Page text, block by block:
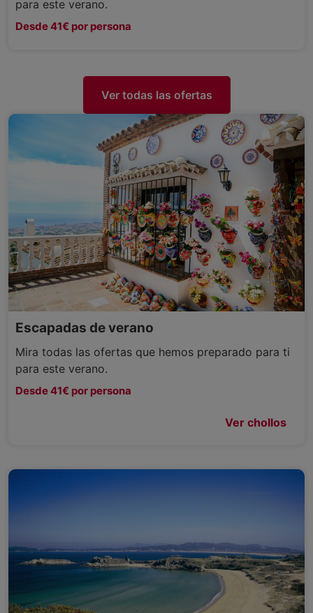
para este verano.
Desde 41€ por persona
Ver todas las ofertas
Escapadas de verano
Mira todas las ofertas que hemos preparado para ti
para este verano.
Desde 41€ por persona
Ver chollos